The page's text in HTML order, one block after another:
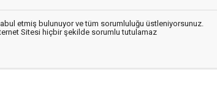
etmiş bulunuyor ve tüm sorumluluğu üstleniyorsunuz.
Sitesi hiçbir şekilde sorumlu tutulamaz